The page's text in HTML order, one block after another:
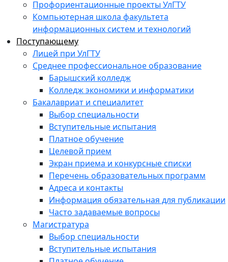
Профориентационные проекты УлГТУ
Компьютерная школа факультета
информационных систем и технологий
Поступающему
Лицей при УлГТУ
Среднее профессиональное образование
Барышский колледж
Колледж экономики и информатики
Бакалавриат и специалитет
Выбор специальности
Вступительные испытания
Платное обучение
Целевой прием
Экран приема и конкурсные списки
Перечень образовательных программ
Адреса и контакты
Информация обязательная для публикации
Часто задаваемые вопросы
Магистратура
Выбор специальности
Вступительные испытания